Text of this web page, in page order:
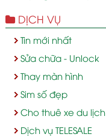
DỊCH VỤ
Tin mới nhất
Sửa chữa - Unlock
Thay màn hình
Sim số đẹp
Cho thuê xe du lịch
Dịch vụ TELESALE